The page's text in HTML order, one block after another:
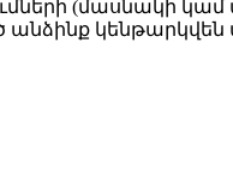
(մասնակի
անձինք